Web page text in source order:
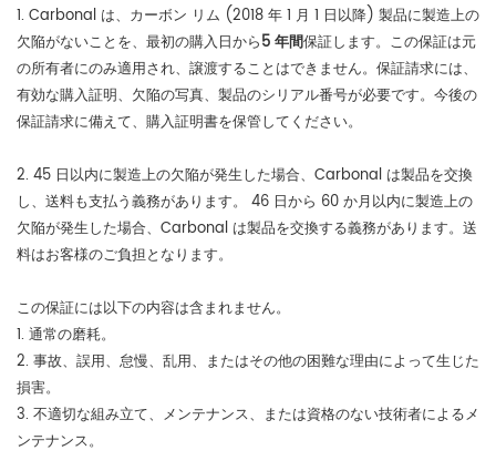
1. Carbonal は、カーボン リム (2018 年 1 月 1 日以降) 製品に製造上の
欠陥がないことを、最初の購入日から5 年間保証します。この保証は元
の所有者にのみ適用され、譲渡することはできません。保証請求には、
有効な購入証明、欠陥の写真、製品のシリアル番号が必要です。今後の
保証請求に備えて、購入証明書を保管してください。
2. 45 日以内に製造上の欠陥が発生した場合、Carbonal は製品を交換
し、送料も支払う義務があります。 46 日から 60 か月以内に製造上の
欠陥が発生した場合、Carbonal は製品を交換する義務があります。送
料はお客様のご負担となります。
この保証には以下の内容は含まれません。
1. 通常の磨耗。
2. 事故、誤用、怠慢、乱用、またはその他の困難な理由によって生じた
損害。
3. 不適切な組み立て、メンテナンス、または資格のない技術者によるメ
ンテナンス。